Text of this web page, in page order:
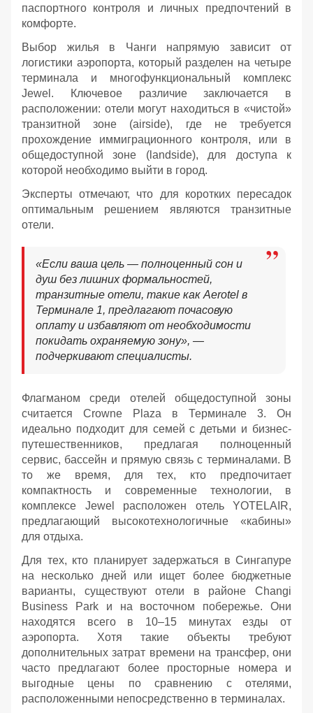
паспортного контроля и личных предпочтений в
комфорте.
Выбор жилья в Чанги напрямую зависит от
логистики аэропорта, который разделен на четыре
терминала и многофункциональный комплекс
Jewel. Ключевое различие заключается в
расположении: отели могут находиться в «чистой»
транзитной зоне (airside), где не требуется
прохождение иммиграционного контроля, или в
общедоступной зоне (landside), для доступа к
которой необходимо выйти в город.
Эксперты отмечают, что для коротких пересадок
оптимальным решением являются транзитные
отели.
«Если ваша цель — полноценный сон и
душ без лишних формальностей,
транзитные отели, такие как Aerotel в
Терминале 1, предлагают почасовую
оплату и избавляют от необходимости
покидать охраняемую зону», —
подчеркивают специалисты.
Флагманом среди отелей общедоступной зоны
считается Crowne Plaza в Терминале 3. Он
идеально подходит для семей с детьми и бизнес-
путешественников, предлагая полноценный
сервис, бассейн и прямую связь с терминалами. В
то же время, для тех, кто предпочитает
компактность и современные технологии, в
комплексе Jewel расположен отель YOTELAIR,
предлагающий высокотехнологичные «кабины»
для отдыха.
Для тех, кто планирует задержаться в Сингапуре
на несколько дней или ищет более бюджетные
варианты, существуют отели в районе Changi
Business Park и на восточном побережье. Они
находятся всего в 10–15 минутах езды от
аэропорта. Хотя такие объекты требуют
дополнительных затрат времени на трансфер, они
часто предлагают более просторные номера и
выгодные цены по сравнению с отелями,
расположенными непосредственно в терминалах.